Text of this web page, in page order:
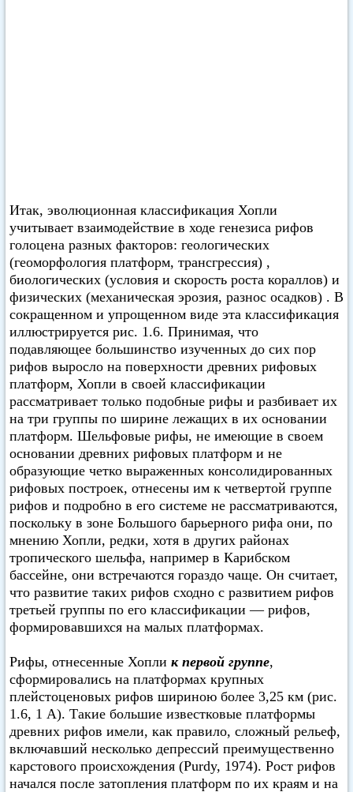
Итак, эволюционная классификация Хопли
учитывает взаимодействие в ходе генезиса рифов
голоцена разных факторов: геологических
(геоморфология платформ, трансгрессия) ,
биологических (условия и скорость роста кораллов) и
физических (механическая эрозия, разнос осадков) . В
сокращенном и упрощенном виде эта классификация
иллюстрируется рис. 1.6. Принимая, что
подавляющее большинство изученных до сих пор
рифов выросло на поверхности древних рифовых
платформ, Хопли в своей классификации
рассматривает только подобные рифы и разбивает их
на три группы по ширине лежащих в их основании
платформ. Шельфовые рифы, не имеющие в своем
основании древних рифовых платформ и не
образующие четко выраженных консолидированных
рифовых построек, отнесены им к четвертой группе
рифов и подробно в его системе не рассматриваются,
поскольку в зоне Большого барьерного рифа они, по
мнению Хопли, редки, хотя в других районах
тропического шельфа, например в Карибском
бассейне, они встречаются гораздо чаще. Он считает,
что развитие таких рифов сходно с развитием рифов
третьей группы по его классификации — рифов,
формировавшихся на малых платформах.
Рифы, отнесенные Хопли к первой группе,
сформировались на платформах крупных
плейстоценовых рифов шириною более 3,25 км (рис.
1.6, 1 А). Такие большие известковые платформы
древних рифов имели, как правило, сложный рельеф,
включавший несколько депрессий преимущественно
карстового происхождения (Purdy, 1974). Рост рифов
начался после затопления платформ по их краям и на